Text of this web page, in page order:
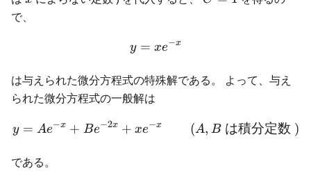
で、
\begin{aligned} y = x
y = xe−x
は与えられた微分方程式の特殊解である。 よって、与え
られた微分方程式の一般解は
\begin{aligned} y = A
y = Ae−x + Be−2x + xe−x (A, B は積分定数 )
である。